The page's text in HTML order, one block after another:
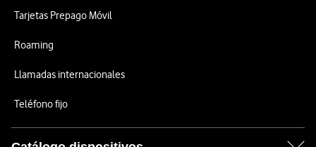
Tarjetas Prepago Móvil
Roaming
Llamadas internacionales
Teléfono fijo